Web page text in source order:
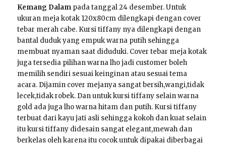
Kemang Dalam pada tanggal 24 desember. Untuk
ukuran meja kotak 120x80cm dilengkapi dengan cover
tebar merah cabe. Kursi tiffany nya dilengkapi dengan
bantal duduk yang empuk warna putih sehingga
membuat nyaman saat diduduki. Cover tebar meja kotak
juga tersedia pilihan warna lho jadi customer boleh
memilih sendiri sesuai keinginan atau sesuai tema
acara. Dijamin cover mejanya sangat bersih,wangi,tidak
lecek,tidak robek. Dan untuk kursi tiffany selain warna
gold ada juga lho warna hitam dan putih. Kursi tiffany
terbuat dari kayu jati asli sehingga kokoh dan kuat selain
itu kursi tiffany didesain sangat elegant,mewah dan
berkelas oleh karena itu cocok untuk dipakai diberbagai